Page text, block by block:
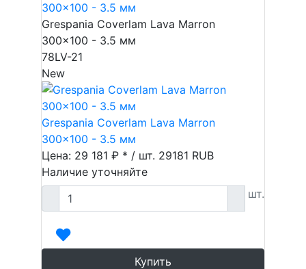
300x100 - 3.5 мм
Grespania Coverlam Lava Marron
300x100 - 3.5 мм
78LV-21
New
Grespania Coverlam Lava Marron
300x100 - 3.5 мм
Цена: 29 181 ₽ * / шт. 29181 RUB
Наличие уточняйте
шт.
Купить